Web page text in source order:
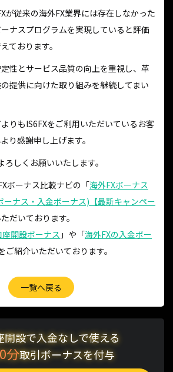
が従来の海外FX業界には存在しなかった
ナスプログラムを実現していると評価
ております。
性とサービス品質の向上を重視し、革
提供に向けた取り組みを継続してまい
りもIS6FXをご利用いただいているお客
り感謝申し上げます。
ろしくお願いいたします。
ボーナス比較ナビの「海外FXボーナス
ーナス・入金ボーナス)【最新キャンペー
だいております。
開設ボーナス 」や「海外FXの入金ボー
ご紹介いただいております。
一覧へ戻る
開設で入金なしで使える
分取引ボーナスを付与